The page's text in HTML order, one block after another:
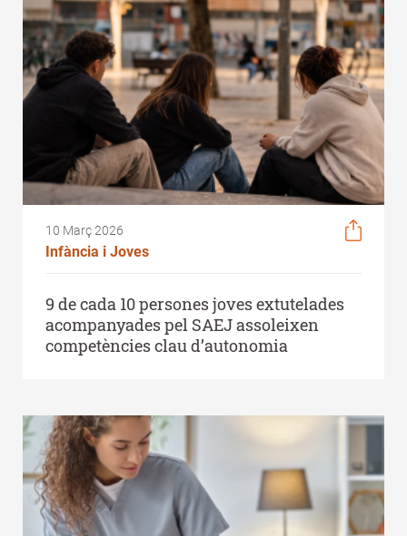
10 Març 2026
Infància i Joves
9 de cada 10 persones joves extutelades
acompanyades pel SAEJ assoleixen
competències clau d’autonomia